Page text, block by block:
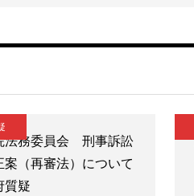
法務委員会 刑事訴訟
案（再審法）について
質疑